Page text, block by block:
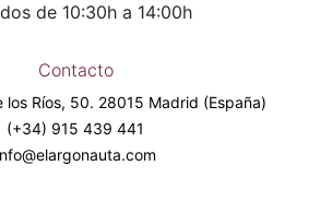
de 10:30h a 14:00h
Contacto
los Ríos, 50. 28015 Madrid (España)
(+34) 915 439 441